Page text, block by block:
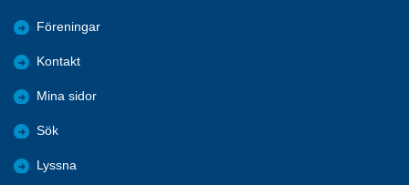
Föreningar
Kontakt
Mina sidor
Sök
Lyssna